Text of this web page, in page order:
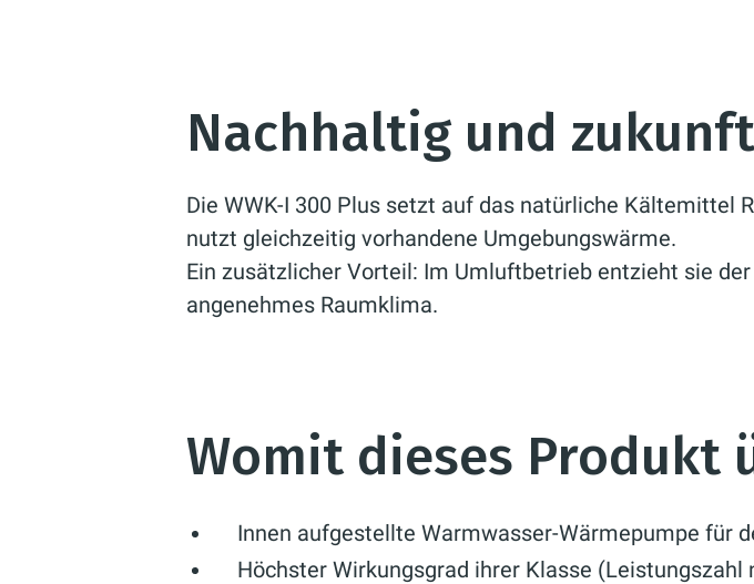
Nachhaltig und
Die WWK-I 300 Plus setzt auf das natürliche Kältemittel
nutzt gleichzeitig vorhandene Umgebungswärme.
Ein zusätzlicher Vorteil: Im Umluftbetrieb entzieht sie
angenehmes Raumklima.
Womit dieses Produkt
Innen aufgestellte Warmwasser-Wärmepumpe für
Höchster Wirkungsgrad ihrer Klasse (Leistungszahl